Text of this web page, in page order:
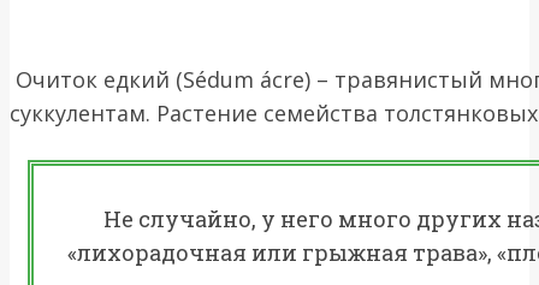
Очиток едкий (Sédum ácre) – травянистый
суккулентам. Растение семейства
Не случайно, у него много других
«лихорадочная или грыжная трава»,